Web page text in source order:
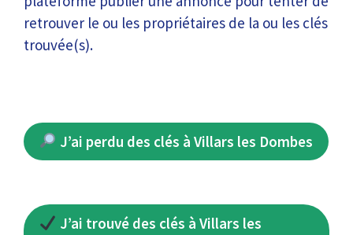
retrouver le ou les propriétaires de la ou les clés
trouvée(s).
J’ai perdu des clés à Villars les Dombes
J’ai trouvé des clés à Villars les